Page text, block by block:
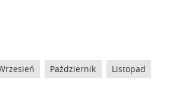
Październik Listopad